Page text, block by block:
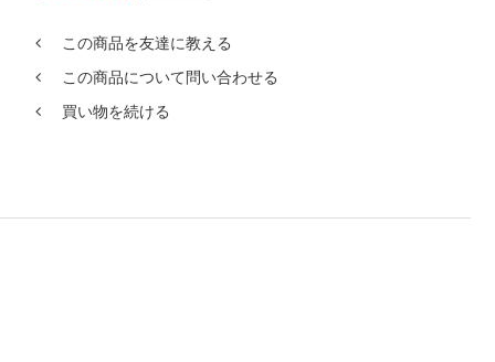
この商品を友達に教える
この商品について問い合わせる
買い物を続ける